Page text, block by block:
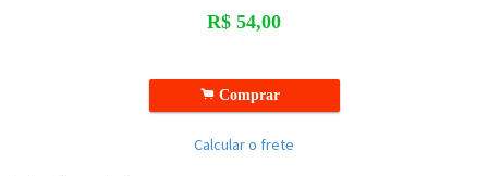
R$ 54,00
.Comprar
Calcular o frete